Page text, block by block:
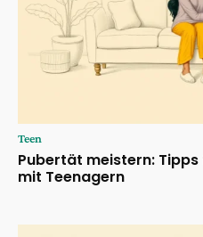
Teen
Pubertät meistern:
mit Teenagern